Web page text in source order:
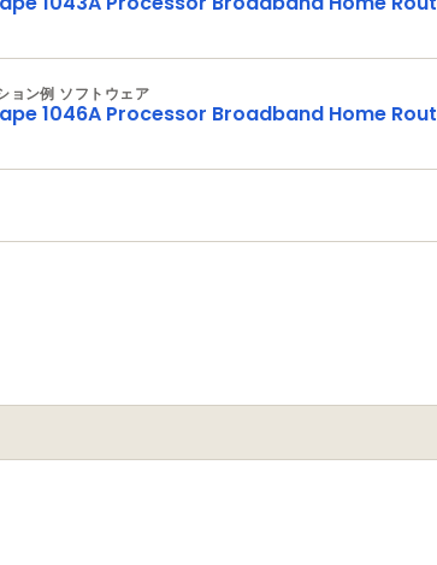
ョン例 ソフトウェア
1046A Processor Broadband Home